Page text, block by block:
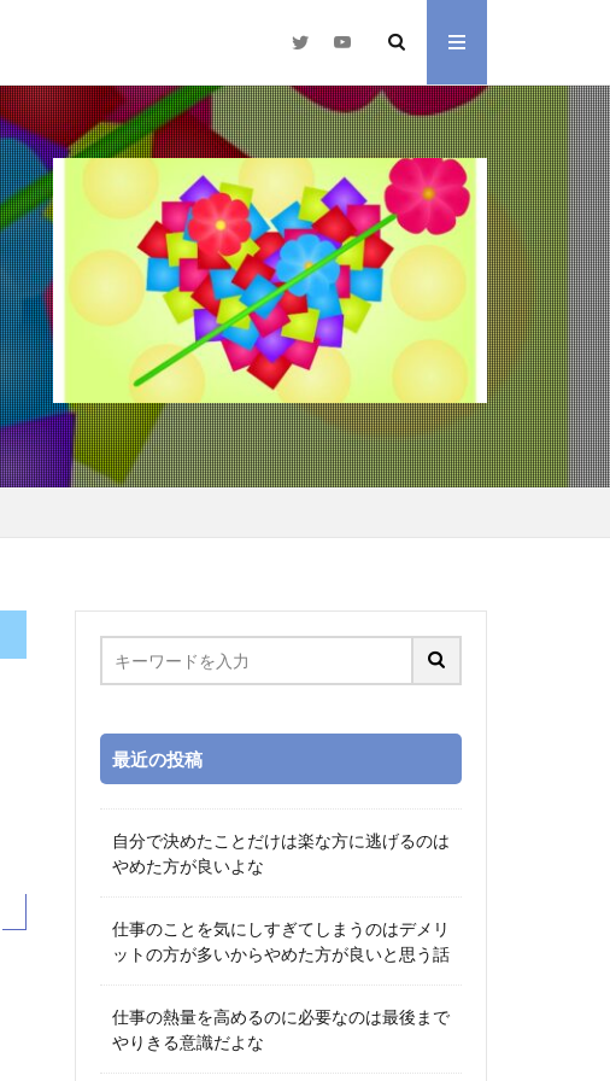
最近の投稿
自分で決めたことだけは楽な方に逃げるのは
やめた方が良いよな
仕事のことを気にしすぎてしまうのはデメリ
ットの方が多いからやめた方が良いと思う話
仕事の熱量を高めるのに必要なのは最後まで
やりきる意識だよな